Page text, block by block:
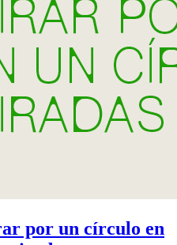
por un círculo en